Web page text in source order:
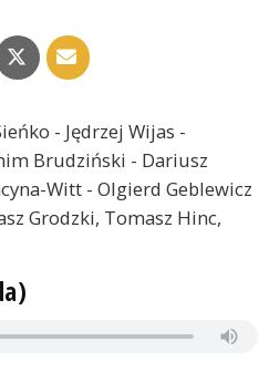
- Jędrzej Wijas -
Brudziński - Dariusz
Witt - Olgierd Geblewicz
Grodzki, Tomasz Hinc,